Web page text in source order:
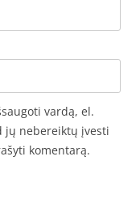
vardą, el.
jų nebereiktų įvesti
komentarą.